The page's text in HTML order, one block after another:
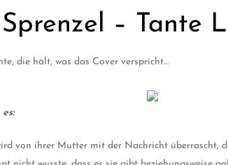
Sprenzel – Tante
die hält, was das Cover verspricht…
von ihrer Mutter mit der Nachricht überrascht,